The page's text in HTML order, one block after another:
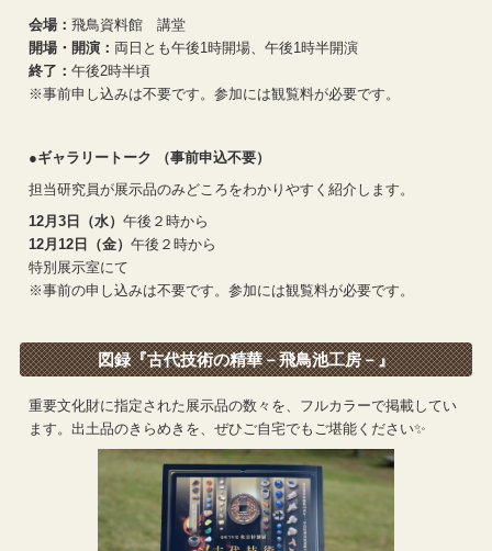
会場： 飛鳥資料館 講堂
開場・開演： 両日とも午後1時開場、午後1時半開演
終了： 午後2時半頃
※事前申し込みは不要です。参加には観覧料が必要です。
●ギャラリートーク （事前申込不要）
担当研究員が展示品のみどころをわかりやすく紹介します。
12月3日（水） 午後２時から
12月12日（金） 午後２時から
特別展示室にて
※事前の申し込みは不要です。参加には観覧料が必要です。
図録『古代技術の精華－飛鳥池工房－』
重要文化財に指定された展示品の数々を、フルカラーで掲載してい
ます。出土品のきらめきを、ぜひご自宅でもご堪能ください✨